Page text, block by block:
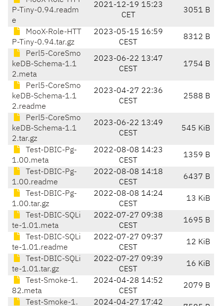
P-Tiny-0.94.readm
e
2021-12-19 15:23
CET
3051 B
MooX-Role-HTT
P-Tiny-0.94.tar.gz
2023-05-15 16:59
CEST
8312 B
Perl5-CoreSmo
keDB-Schema-1.1
2.meta
2023-06-22 13:47
CEST
1754 B
Perl5-CoreSmo
keDB-Schema-1.1
2.readme
2023-04-27 22:36
CEST
2588 B
Perl5-CoreSmo
keDB-Schema-1.1
2.tar.gz
2023-06-22 13:49
CEST
545 KiB
Test-DBIC-Pg-
1.00.meta
2022-08-08 14:23
CEST
1359 B
Test-DBIC-Pg-
1.00.readme
2022-08-08 14:18
CEST
6437 B
Test-DBIC-Pg-
1.00.tar.gz
2022-08-08 14:24
CEST
13 KiB
Test-DBIC-SQLi
te-1.01.meta
2022-07-27 09:38
CEST
1695 B
Test-DBIC-SQLi
te-1.01.readme
2022-07-27 09:37
CEST
12 KiB
Test-DBIC-SQLi
te-1.01.tar.gz
2022-07-27 09:39
CEST
16 KiB
Test-Smoke-1.
82.meta
2024-04-28 14:52
CEST
2079 B
Test-Smoke-1.
2024-04-27 17:42